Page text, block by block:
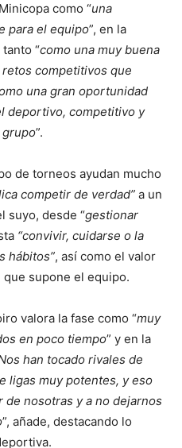
como “una
para el equipo”, en la
“como una muy buena
competitivos que
una gran oportunidad
deportivo, competitivo y
grupo”.
de torneos ayudan mucho
competir de verdad” a un
suyo, desde “gestionar
“convivir, cuidarse o la
hábitos”, así como el valor
supone el equipo.
valora la fase como “muy
en poco tiempo” y en la
han tocado rivales de
ligas muy potentes, y eso
de nosotras y a no dejarnos
”, añade, destacando lo